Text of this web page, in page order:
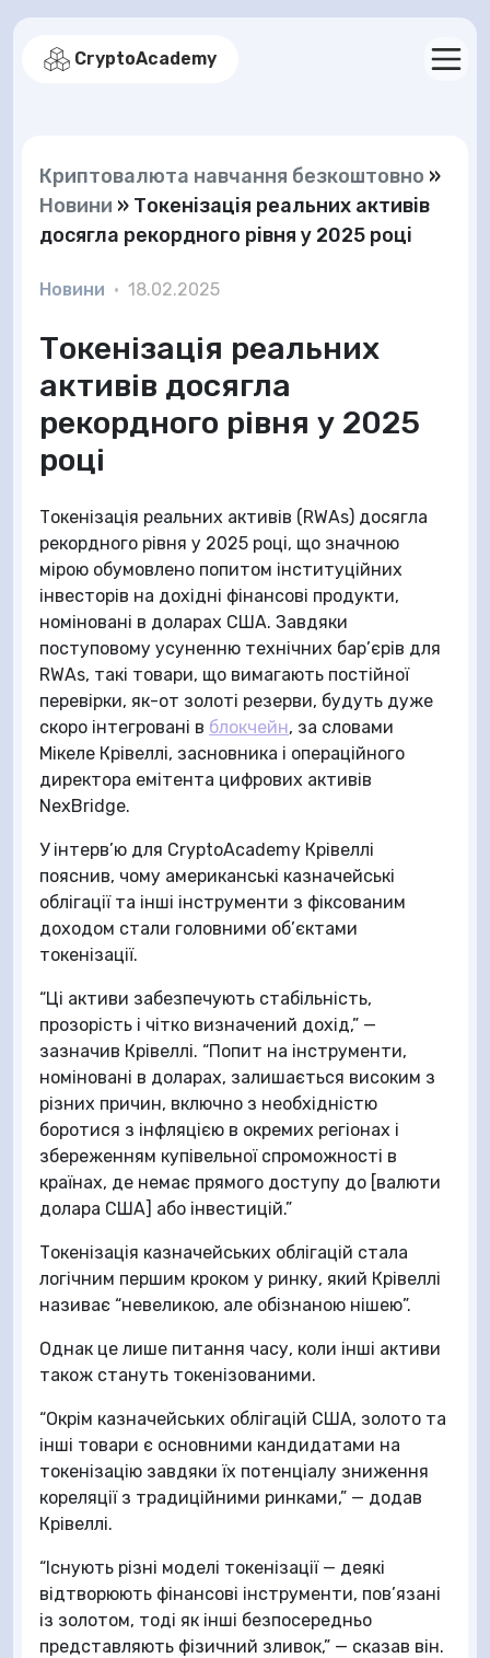
CryptoAcademy
Криптовалюта навчання безкоштовно »
Новини » Токенізація реальних активів
досягла рекордного рівня у 2025 році
Новини • 18.02.2025
Токенізація реальних
активів досягла
рекордного рівня у 2025
році
Токенізація реальних активів (RWAs) досягла
рекордного рівня у 2025 році, що значною
мірою обумовлено попитом інституційних
інвесторів на дохідні фінансові продукти,
номіновані в доларах США. Завдяки
поступовому усуненню технічних бар’єрів для
RWAs, такі товари, що вимагають постійної
перевірки, як-от золоті резерви, будуть дуже
скоро інтегровані в блокчейн, за словами
Мікеле Крівеллі, засновника і операційного
директора емітента цифрових активів
NexBridge.
У інтерв’ю для CryptoAcademy Крівеллі
пояснив, чому американські казначейські
облігації та інші інструменти з фіксованим
доходом стали головними об’єктами
токенізації.
“Ці активи забезпечують стабільність,
прозорість і чітко визначений дохід,” —
зазначив Крівеллі. “Попит на інструменти,
номіновані в доларах, залишається високим з
різних причин, включно з необхідністю
боротися з інфляцією в окремих регіонах і
збереженням купівельної спроможності в
країнах, де немає прямого доступу до [валюти
долара США] або інвестицій.”
Токенізація казначейських облігацій стала
логічним першим кроком у ринку, який Крівеллі
називає “невеликою, але обізнаною нішею”.
Однак це лише питання часу, коли інші активи
також стануть токенізованими.
“Окрім казначейських облігацій США, золото та
інші товари є основними кандидатами на
токенізацію завдяки їх потенціалу зниження
кореляції з традиційними ринками,” — додав
Крівеллі.
“Існують різні моделі токенізації — деякі
відтворюють фінансові інструменти, пов’язані
із золотом, тоді як інші безпосередньо
представляють фізичний зливок,” — сказав він.